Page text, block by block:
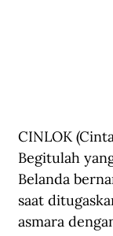
CINLOK
Begitulah
Belanda
saat
asmara